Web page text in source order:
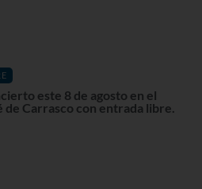
este 8 de agosto en el
de Carrasco con entrada libre.